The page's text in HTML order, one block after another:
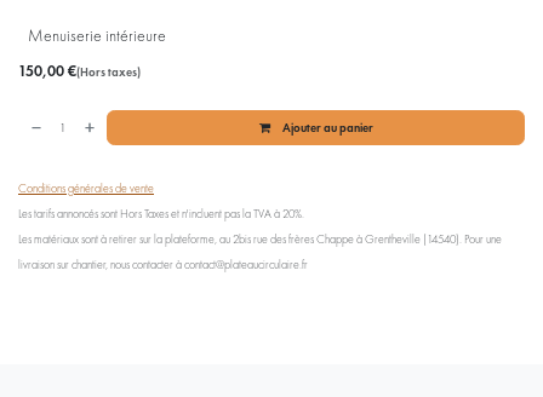
Menuiserie intérieure
150,00€(Hors taxes)
Ajouter au panier
Conditions générales de vente
Les tarifs annoncés sont Hors Taxes et n'incluent pas la TVA à 20%.
Les matériaux sont à retirer sur la plateforme, au 2bis rue des frères Chappe à Grentheville (14540). Pour une
livraison sur chantier, nous contacter à contact@plateaucirculaire.fr